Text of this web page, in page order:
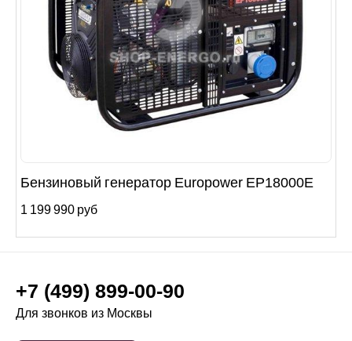
Бензиновый генератор Europower EP18000E
1 199 990 руб
+7 (499) 899-00-90
Для звонков из Москвы